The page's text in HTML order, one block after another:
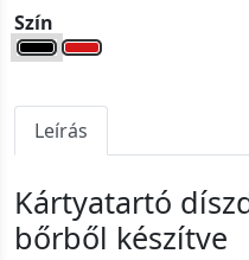
Szín
Leírás
Kártyatartó
bőrből készítve